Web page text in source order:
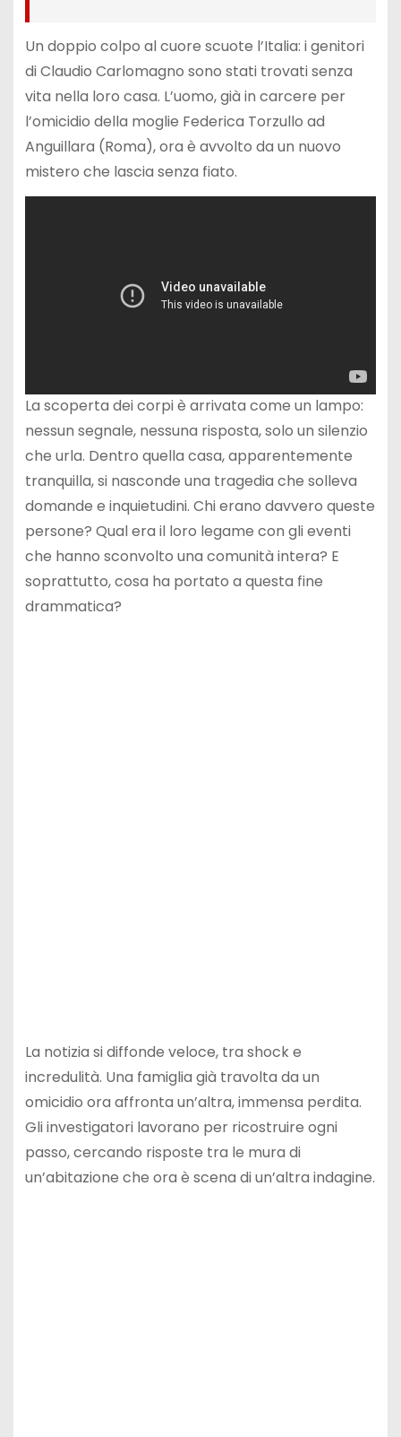
Un doppio colpo al cuore scuote l’Italia: i genitori
di Claudio Carlomagno sono stati trovati senza
vita nella loro casa. L’uomo, già in carcere per
l’omicidio della moglie Federica Torzullo ad
Anguillara (Roma), ora è avvolto da un nuovo
mistero che lascia senza fiato.
La scoperta dei corpi è arrivata come un lampo:
nessun segnale, nessuna risposta, solo un silenzio
che urla. Dentro quella casa, apparentemente
tranquilla, si nasconde una tragedia che solleva
domande e inquietudini. Chi erano davvero queste
persone? Qual era il loro legame con gli eventi
che hanno sconvolto una comunità intera? E
soprattutto, cosa ha portato a questa fine
drammatica?
La notizia si diffonde veloce, tra shock e
incredulità. Una famiglia già travolta da un
omicidio ora affronta un’altra, immensa perdita.
Gli investigatori lavorano per ricostruire ogni
passo, cercando risposte tra le mura di
un’abitazione che ora è scena di un’altra indagine.